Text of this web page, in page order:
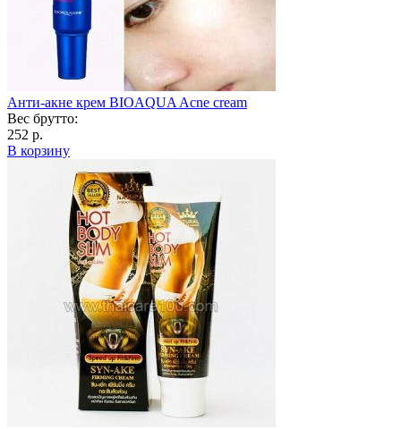
Анти-акне крем BIOAQUA Acne cream
Вес брутто:
252 р.
В корзину